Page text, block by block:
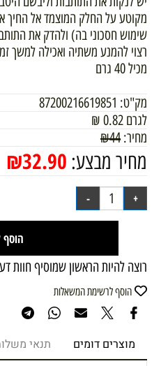
מקוטע על החלק המוצמד אל
שימוש חסכוני בה) ולהדק את
רצוי להמנע משתיה ואכילה למשך
מכיל 40 גרם
מק"ט: 87200216619851
לגרם 0.82
₪
מחיר:
₪44
מחיר מבצע: ₪32.90
הוסף
רוצה להיות הראשון שמוסיף חוות
הוסף לרשימת המשאלות
מוצרים דומים תנאי